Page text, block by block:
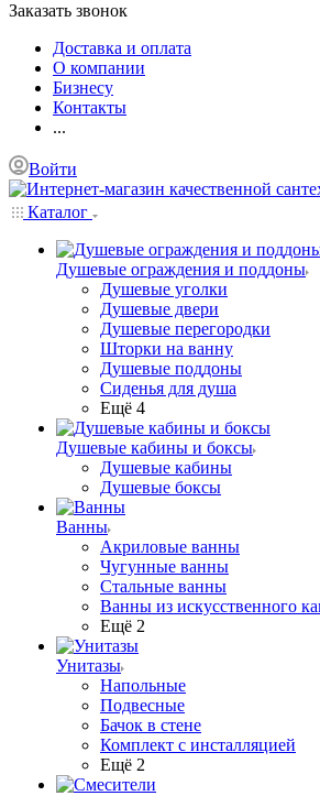
Заказать звонок
Доставка и оплата
О компании
Бизнесу
Контакты
...
Войти
Каталог
Душевые ограждения и поддоны
Душевые уголки
Душевые двери
Душевые перегородки
Шторки на ванну
Душевые поддоны
Сиденья для душа
Ещё 4
Душевые кабины и боксы
Душевые кабины
Душевые боксы
Ванны
Акриловые ванны
Чугунные ванны
Стальные ванны
Ванны из искусственного
Ещё 2
Унитазы
Напольные
Подвесные
Бачок в стене
Комплект с инсталляцией
Ещё 2